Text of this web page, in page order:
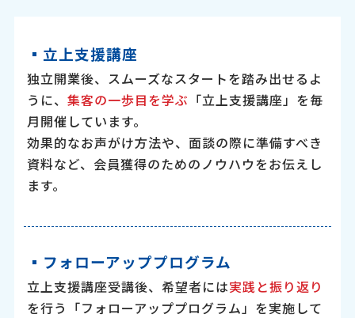
▪︎立上支援講座
独立開業後、スムーズなスタートを踏み出せるよ
うに、集客の一歩目を学ぶ 「立上支援講座」を毎
月開催しています。
効果的なお声がけ方法や、面談の際に準備すべき
資料など、会員獲得のためのノウハウをお伝えし
ます。
▪︎フォローアッププログラム
立上支援講座受講後、希望者には実践と振り返り
を行う「フォローアッププログラム」を実施して